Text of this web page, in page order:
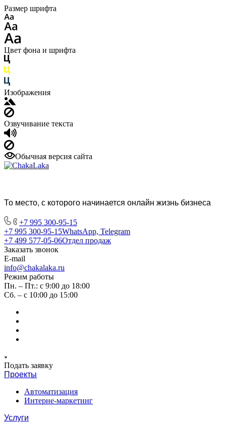
Размер шрифта
Цвет фона и шрифта
Изображения
Озвучивание текста
Обычная версия сайта
То место, с которого начинается онлайн жизнь бизнеса
+7 995 300-95-15
+7 995 300-95-15WhatsApp, Telegram
+7 499 577-05-06Отдел продаж
Заказать звонок
E-mail
info@chakalaka.ru
Режим работы
Пн. – Пт.: с 9:00 до 18:00
Сб. – с 10:00 до 15:00
Подать заявку
Проекты
Автоматизация
Интерне-маркетинг
Услуги